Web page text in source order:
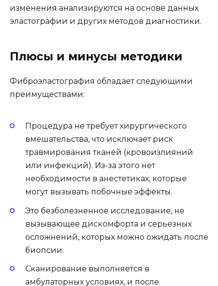
изменения анализируются на основе данных
эластографии и других методов диагностики.
Плюсы и минусы методики
Фиброэластография обладает следующими
преимуществами:
Процедура не требует хирургического
вмешательства, что исключает риск
травмирования тканей (кровоизлияний
или инфекций). Из-за этого нет
необходимости в анестетиках, которые
могут вызывать побочные эффекты.
Это безболезненное исследование, не
вызывающее дискомфорта и серьезных
осложнений, которых можно ожидать после
биопсии.
Сканирование выполняется в
амбулаторных условиях, и после